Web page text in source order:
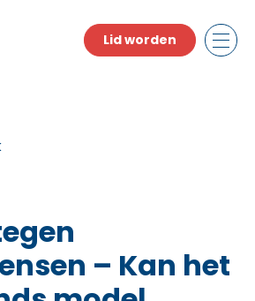
Lid worden
– Kan het